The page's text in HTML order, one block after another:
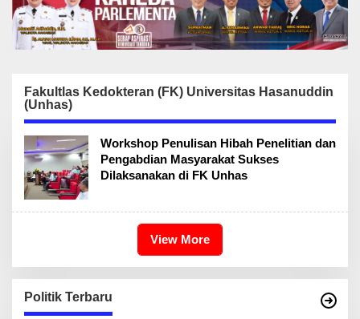
Fakultlas Kedokteran (FK) Universitas Hasanuddin
(Unhas)
Workshop Penulisan Hibah Penelitian dan
Pengabdian Masyarakat Sukses
Dilaksanakan di FK Unhas
View More
Politik Terbaru